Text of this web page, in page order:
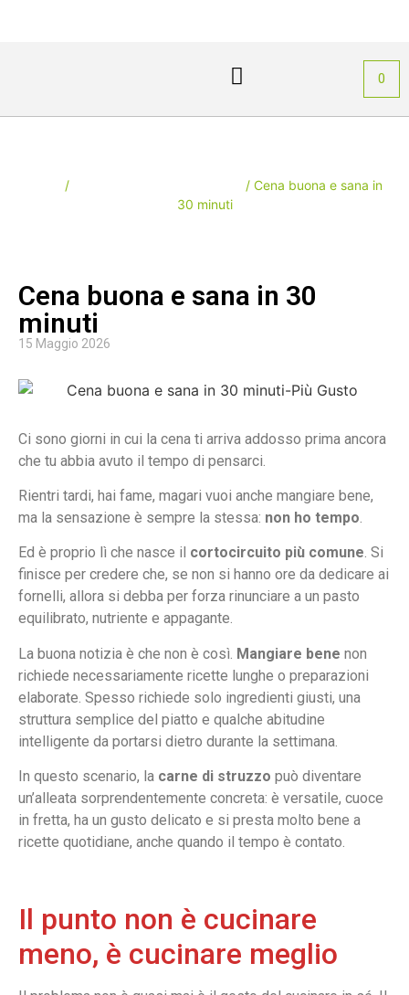
0
/
/ Cena buona e sana in
30 minuti
Cena buona e sana in 30
minuti
15 Maggio 2026
Ci sono giorni in cui la cena ti arriva addosso prima ancora
che tu abbia avuto il tempo di pensarci.
Rientri tardi, hai fame, magari vuoi anche mangiare bene,
ma la sensazione è sempre la stessa: non ho tempo.
Ed è proprio lì che nasce il cortocircuito più comune. Si
finisce per credere che, se non si hanno ore da dedicare ai
fornelli, allora si debba per forza rinunciare a un pasto
equilibrato, nutriente e appagante.
La buona notizia è che non è così. Mangiare bene non
richiede necessariamente ricette lunghe o preparazioni
elaborate. Spesso richiede solo ingredienti giusti, una
struttura semplice del piatto e qualche abitudine
intelligente da portarsi dietro durante la settimana.
In questo scenario, la carne di struzzo può diventare
un’alleata sorprendentemente concreta: è versatile, cuoce
in fretta, ha un gusto delicato e si presta molto bene a
ricette quotidiane, anche quando il tempo è contato.
Il punto non è cucinare
meno, è cucinare meglio